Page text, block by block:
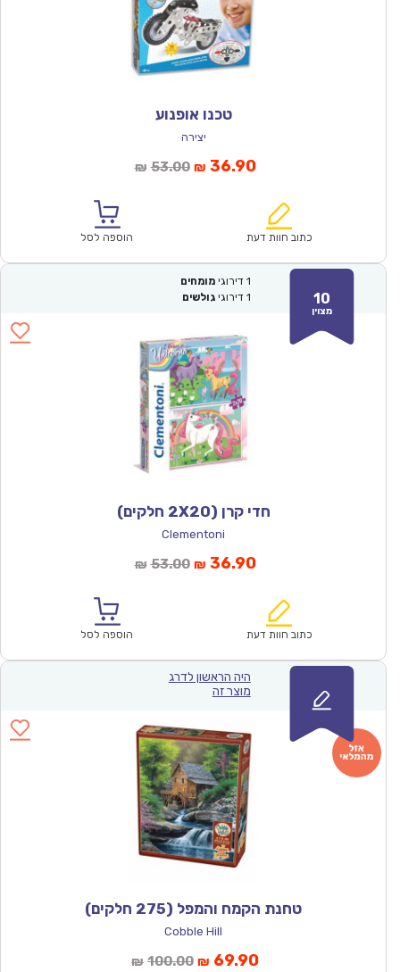
טכנו אופנוע
יצירה
₪ 53.00המחיר
₪53.00.
₪ 36.90המחיר
הוא:
כתוב חוות דעת הוספה לסל
10
מצוין
1 דירוגי מומחים
1 דירוגי גולשים
חדי קרן (2X20 חלקים)
Clementoni
₪ 53.00המחיר
₪53.00.
₪ 36.90המחיר
הוא:
כתוב חוות דעת הוספה לסל
היה הראשון לדרג
מוצר זה
טחנת הקמח והמפל (275 חלקים)
Cobble Hill
₪ 100.00המחיר
₪ 69.90המחיר